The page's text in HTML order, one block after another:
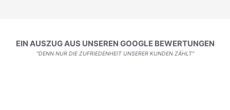
EIN AUSZUG AUS UNSEREN GOOGLE BEWERTUNGEN
"DENN NUR DIE ZUFRIEDENHEIT UNSERER KUNDEN ZÄHLT"